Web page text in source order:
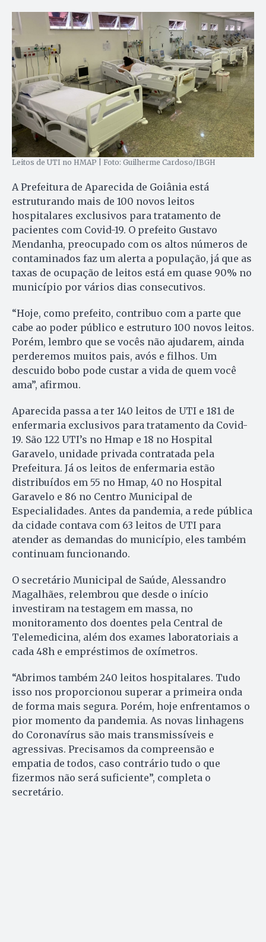
Leitos de UTI no HMAP | Foto: Guilherme Cardoso/IBGH
A Prefeitura de Aparecida de Goiânia está
estruturando mais de 100 novos leitos
hospitalares exclusivos para tratamento de
pacientes com Covid-19. O prefeito Gustavo
Mendanha, preocupado com os altos números de
contaminados faz um alerta a população, já que as
taxas de ocupação de leitos está em quase 90% no
município por vários dias consecutivos.
“Hoje, como prefeito, contribuo com a parte que
cabe ao poder público e estruturo 100 novos leitos.
Porém, lembro que se vocês não ajudarem, ainda
perderemos muitos pais, avós e filhos. Um
descuido bobo pode custar a vida de quem você
ama”, afirmou.
Aparecida passa a ter 140 leitos de UTI e 181 de
enfermaria exclusivos para tratamento da Covid-
19. São 122 UTI’s no Hmap e 18 no Hospital
Garavelo, unidade privada contratada pela
Prefeitura. Já os leitos de enfermaria estão
distribuídos em 55 no Hmap, 40 no Hospital
Garavelo e 86 no Centro Municipal de
Especialidades. Antes da pandemia, a rede pública
da cidade contava com 63 leitos de UTI para
atender as demandas do município, eles também
continuam funcionando.
O secretário Municipal de Saúde, Alessandro
Magalhães, relembrou que desde o início
investiram na testagem em massa, no
monitoramento dos doentes pela Central de
Telemedicina, além dos exames laboratoriais a
cada 48h e empréstimos de oxímetros.
“Abrimos também 240 leitos hospitalares. Tudo
isso nos proporcionou superar a primeira onda
de forma mais segura. Porém, hoje enfrentamos o
pior momento da pandemia. As novas linhagens
do Coronavírus são mais transmissíveis e
agressivas. Precisamos da compreensão e
empatia de todos, caso contrário tudo o que
fizermos não será suficiente”, completa o
secretário.